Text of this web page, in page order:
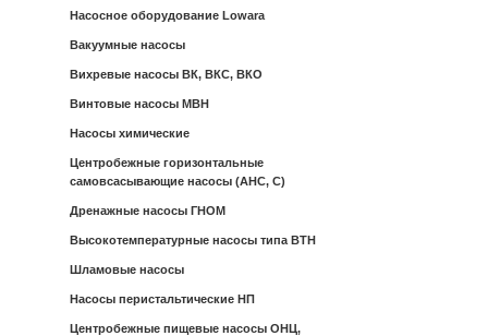
Насосное оборудование Lowara
Вакуумные насосы
Вихревые насосы ВК, ВКС, ВКО
Винтовые насосы МВН
Насосы химические
Центробежные горизонтальные
самовсасывающие насосы (АНС, С)
Дренажные насосы ГНОМ
Высокотемпературные насосы типа ВТН
Шламовые насосы
Насосы перистальтические НП
Центробежные пищевые насосы ОНЦ,